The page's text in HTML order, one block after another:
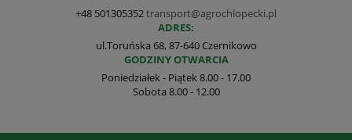
+48 501305352transport@agrochlopecki.pl
ADRES:
ul.Toruńska 68, 87-640 Czernikowo
GODZINY OTWARCIA
Poniedziałek - Piątek 8.00 - 17.00
Sobota 8.00 - 12.00